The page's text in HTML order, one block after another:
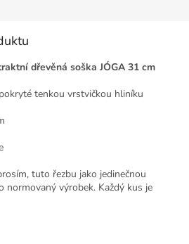
dřevěná soška JÓGA 31 cm
tenkou vrstvičkou hliníku
tuto řezbu jako jedinečnou
normovaný výrobek. Každý kus je